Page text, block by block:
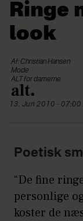
Ringe
look
Af: Christian Hansen
Mode
ALT for damerne
13. Jun 2010 - 07:00
Poetisk
“De fine
personlige
koster de